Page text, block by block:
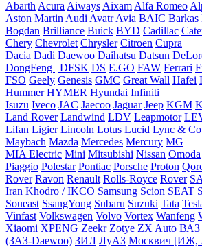
Abarth Acura Aiways Aixam Alfa Romeo
Aston Martin Audi Avatr Avia BAIC Barkas
Bogdan Brilliance Buick BYD Cadillac
Chery Chevrolet Chrysler Citroen Cupra
Dacia Dadi Daewoo Daihatsu Datsun
DongFeng | DFSK DS E.GO FAW Ferrari
FSO Geely Genesis GMC Great Wall Hafei
Hummer HYMER Hyundai Infiniti
Isuzu Iveco JAC Jaecoo Jaguar Jeep KGM
Land Rover Landwind LDV Leapmotor
Lifan Ligier Lincoln Lotus Lucid Lync & Co
Maybach Mazda Mercedes Mercury MG
MIA Electric Mini Mitsubishi Nissan Omoda
Piaggio Polestar Pontiac Porsche Proton
Rover Ravon Renault Rolls-Royce Rover
Iran Khodro / IKCO Samsung Scion SEAT
Soueast SsangYong Subaru Suzuki Tata
Vinfast Volkswagen Volvo Vortex Wanfeng
Xiaomi XPENG Zeekr Zotye ZX Auto ВАЗ
(ЗАЗ-Daewoo) ЗИЛ ЛуАЗ Москвич [ИЖ,